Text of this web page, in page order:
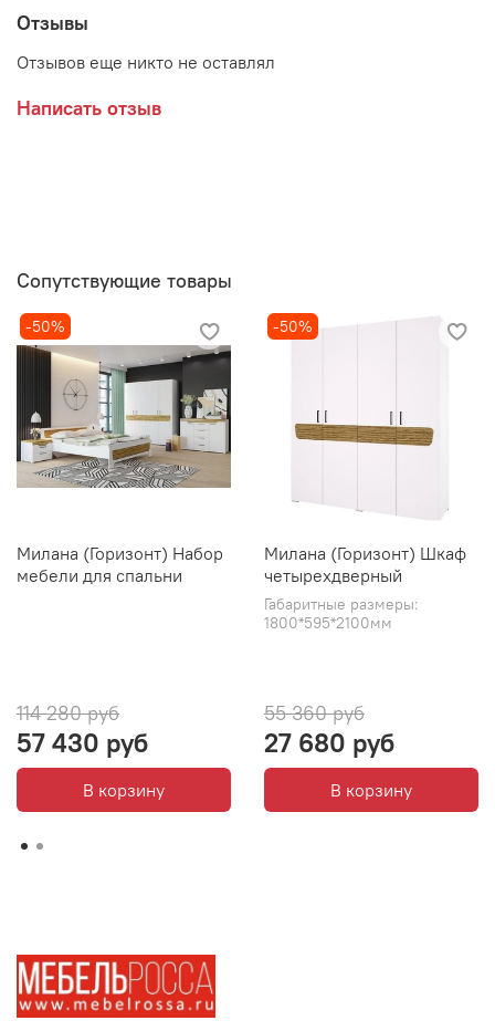
Мебельная фабрика ГОРИЗОНТ
Отзывы
Отзывов еще никто не оставлял
Написать отзыв
Сопутствующие товары
-50%
Милана (Горизонт) Набор
мебели для спальни
114 280 руб
57 430 руб
В корзину
-50%
Милана (Горизонт) Шкаф
четырехдверный
Габаритные размеры:
1800*595*2100мм
55 360 руб
27 680 руб
В корзину